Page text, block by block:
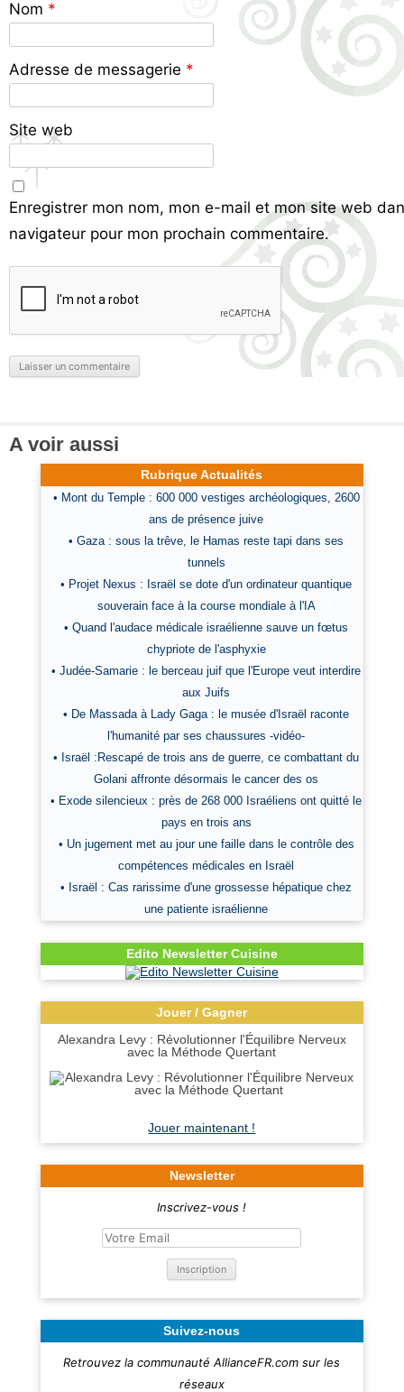
Nom *
Adresse de messagerie *
Site web
Enregistrer mon nom, mon e-mail et mon site web
navigateur pour mon prochain commentaire.
A voir aussi
Rubrique Actualités
• Mont du Temple : 600 000 vestiges archéologiques, 2600
ans de présence juive
• Gaza : sous la trêve, le Hamas reste tapi dans ses
tunnels
• Projet Nexus : Israël se dote d'un ordinateur quantique
souverain face à la course mondiale à l'IA
• Quand l'audace médicale israélienne sauve un fœtus
chypriote de l'asphyxie
• Judée-Samarie : le berceau juif que l'Europe veut interdire
aux Juifs
• De Massada à Lady Gaga : le musée d'Israël raconte
l'humanité par ses chaussures -vidéo-
• Israël :Rescapé de trois ans de guerre, ce combattant du
Golani affronte désormais le cancer des os
• Exode silencieux : près de 268 000 Israéliens ont quitté le
pays en trois ans
• Un jugement met au jour une faille dans le contrôle des
compétences médicales en Israël
• Israël : Cas rarissime d'une grossesse hépatique chez
une patiente israélienne
Edito Newsletter Cuisine
Jouer / Gagner
Alexandra Levy : Révolutionner l'Équilibre Nerveux
avec la Méthode Quertant
Jouer maintenant !
Newsletter
Inscrivez-vous !
Suivez-nous
Retrouvez la communauté AllianceFR.com sur les
réseaux